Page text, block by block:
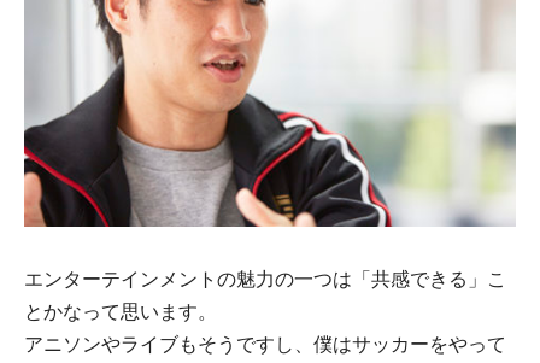
エンターテインメントの魅力の一つは「共感できる」こ
とかなって思います。
アニソンやライブもそうですし、僕はサッカーをやって